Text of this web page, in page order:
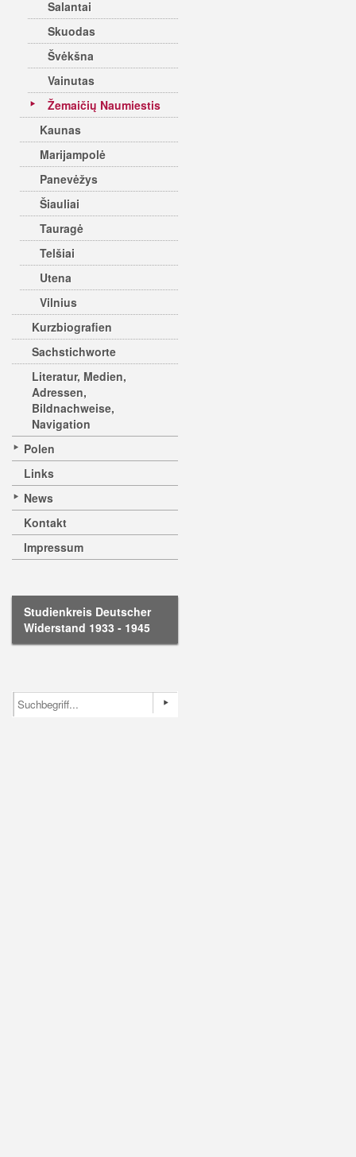
Salantai
Skuodas
Švėkšna
Vainutas
Žemaičių Naumiestis
Kaunas
Marijampolė
Panevėžys
Šiauliai
Tauragė
Telšiai
Utena
Vilnius
Kurzbiografien
Sachstichworte
Literatur, Medien,
Adressen,
Bildnachweise,
Navigation
Polen
Links
News
Kontakt
Impressum
Studienkreis Deutscher
Widerstand 1933 - 1945